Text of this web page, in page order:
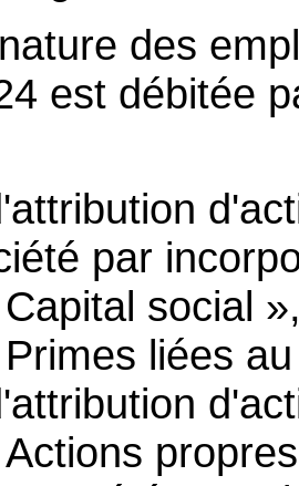
des
est débitée
par
social
liées